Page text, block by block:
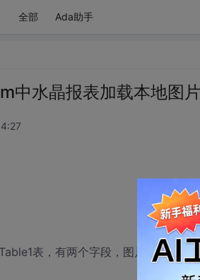
全部 Ada助手
水晶报表加载本地图
表，有两个字段，图片